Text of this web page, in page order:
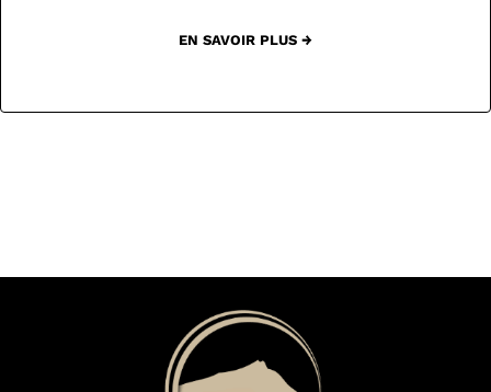
EN SAVOIR PLUS →